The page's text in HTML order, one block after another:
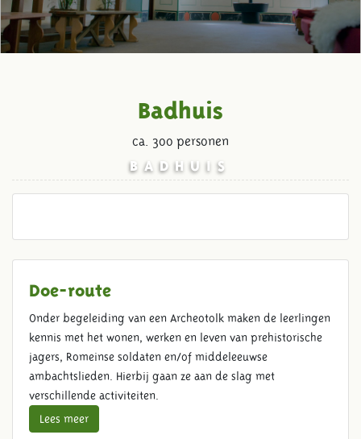
BADHUIS
Badhuis
ca. 300 personen
Doe-route
Onder begeleiding van een Archeotolk maken de leerlingen
kennis met het wonen, werken en leven van prehistorische
jagers, Romeinse soldaten en/of middeleeuwse
ambachtslieden. Hierbij gaan ze aan de slag met
verschillende activiteiten.
Lees meer